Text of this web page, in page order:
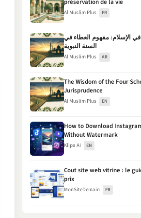
préservation de la vie
Al Muslim Plus FR
في الإسلام: مفهوم العطاء في
السنة النبوية
Al Muslim Plus AR
The Wisdom of the Four
Jurisprudence
Al Muslim Plus EN
How to Download
Without Watermark
Klipa AI EN
Cout site web vitrine : le
prix
MonSiteDemain FR